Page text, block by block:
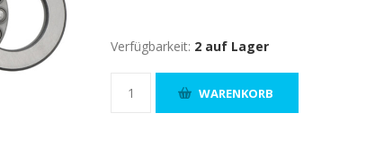
Verfügbarkeit: 2 auf Lager